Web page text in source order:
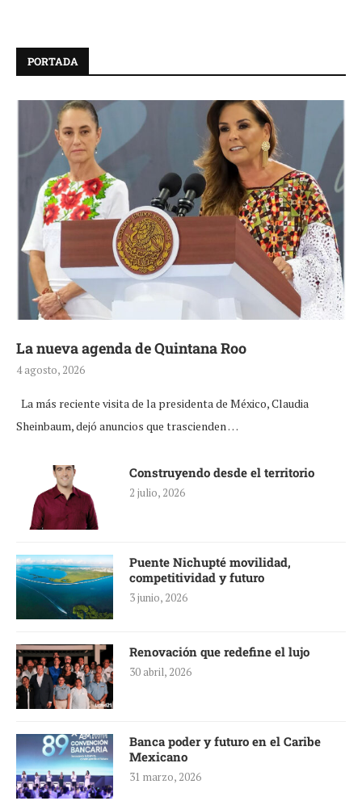
PORTADA
La nueva agenda de Quintana Roo
4 agosto, 2026
La más reciente visita de la presidenta de México, Claudia
Sheinbaum, dejó anuncios que trascienden …
Construyendo desde el territorio
2 julio, 2026
Puente Nichupté movilidad,
competitividad y futuro
3 junio, 2026
Renovación que redefine el lujo
30 abril, 2026
Banca poder y futuro en el Caribe
Mexicano
31 marzo, 2026